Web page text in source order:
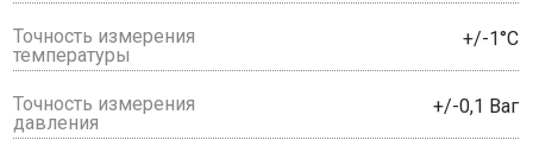
Точность измерения
температуры
+/-1°С
Точность измерения
давления
+/-0,1 Ваг